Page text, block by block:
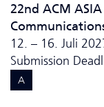
22nd ACM
12. – 16. Juli
Submission
A